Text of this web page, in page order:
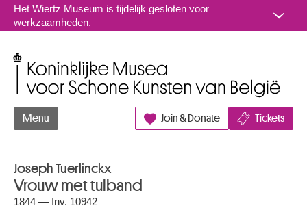
Naar inhoud
Het Wiertz Museum is tijdelijk gesloten voor
werkzaamheden.
Menu Join & Donate Tickets
Joseph Tuerlinckx
Vrouw met tulband
1844 — Inv. 10942